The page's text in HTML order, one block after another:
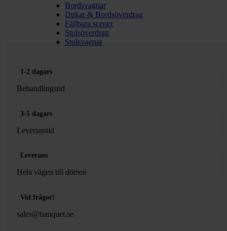
Bordsvagnar
Dukar & Bordsöverdrag
Fällbara scener
Stolsöverdrag
Stolsvagnar
1-2 dagars
Behandlingstid
3-5 dagars
Leveranstid
Leverans
Hela vägen till dörren
Vid frågor!
sales@banquet.se